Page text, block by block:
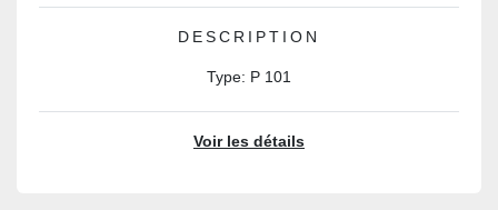
DESCRIPTION
Type: P 101
Voir les détails